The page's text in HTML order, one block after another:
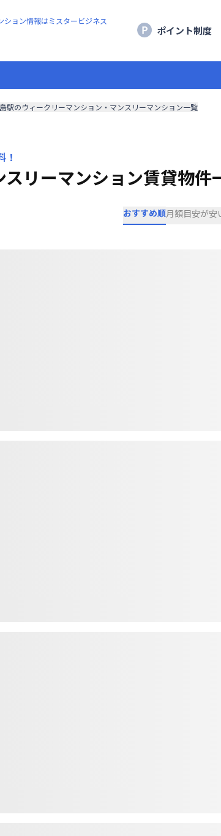
ョン情報はミスタービジネス
ポイント制度
駅のウィークリーマンション・マンスリーマンション一覧
！
リーマンション賃貸物件
おすすめ順月額目安が安